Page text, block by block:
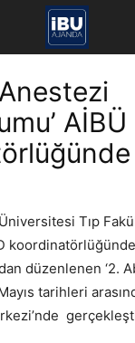
AİBÜ
Tıp
düzenlenen ‘2.
tarihleri